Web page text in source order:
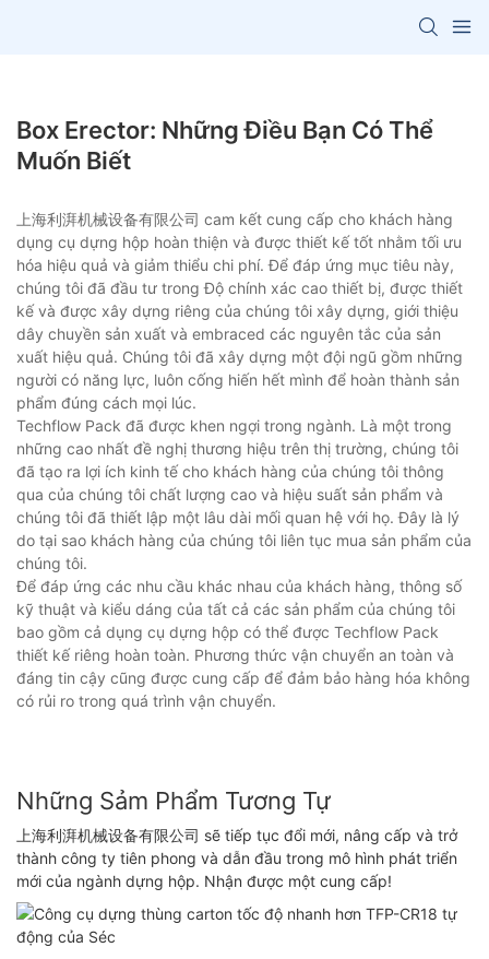
Box Erector: Những Điều Bạn Có Thể
Muốn Biết
上海利湃机械设备有限公司 cam kết cung cấp cho khách hàng
dụng cụ dựng hộp hoàn thiện và được thiết kế tốt nhằm tối ưu
hóa hiệu quả và giảm thiểu chi phí. Để đáp ứng mục tiêu này,
chúng tôi đã đầu tư trong Độ chính xác cao thiết bị, được thiết
kế và được xây dựng riêng của chúng tôi xây dựng, giới thiệu
dây chuyền sản xuất và embraced các nguyên tắc của sản
xuất hiệu quả. Chúng tôi đã xây dựng một đội ngũ gồm những
người có năng lực, luôn cống hiến hết mình để hoàn thành sản
phẩm đúng cách mọi lúc.
Techflow Pack đã được khen ngợi trong ngành. Là một trong
những cao nhất đề nghị thương hiệu trên thị trường, chúng tôi
đã tạo ra lợi ích kinh tế cho khách hàng của chúng tôi thông
qua của chúng tôi chất lượng cao và hiệu suất sản phẩm và
chúng tôi đã thiết lập một lâu dài mối quan hệ với họ. Đây là lý
do tại sao khách hàng của chúng tôi liên tục mua sản phẩm của
chúng tôi.
Để đáp ứng các nhu cầu khác nhau của khách hàng, thông số
kỹ thuật và kiểu dáng của tất cả các sản phẩm của chúng tôi
bao gồm cả dụng cụ dựng hộp có thể được Techflow Pack
thiết kế riêng hoàn toàn. Phương thức vận chuyển an toàn và
đáng tin cậy cũng được cung cấp để đảm bảo hàng hóa không
có rủi ro trong quá trình vận chuyển.
Những Sảm Phẩm Tương Tự
上海利湃机械设备有限公司 sẽ tiếp tục đổi mới, nâng cấp và trở
thành công ty tiên phong và dẫn đầu trong mô hình phát triển
mới của ngành dựng hộp. Nhận được một cung cấp!